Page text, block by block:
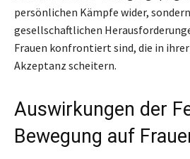
persönlichen Kämpfe wider,
gesellschaftlichen
Frauen konfrontiert sind, die in ihrer
Akzeptanz scheitern.
Auswirkungen der
Bewegung auf